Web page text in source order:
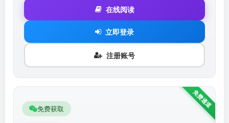
在线阅读
立即登录
注册账号
免费获取